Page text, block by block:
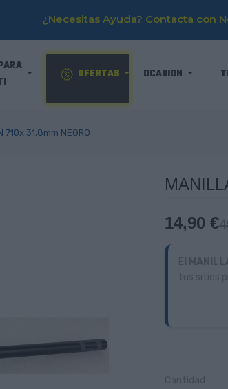
¿Necesitas Ayuda? Contacta con
OFERTAS OCASION
710x 31,8mm NEGRO
14,90 €